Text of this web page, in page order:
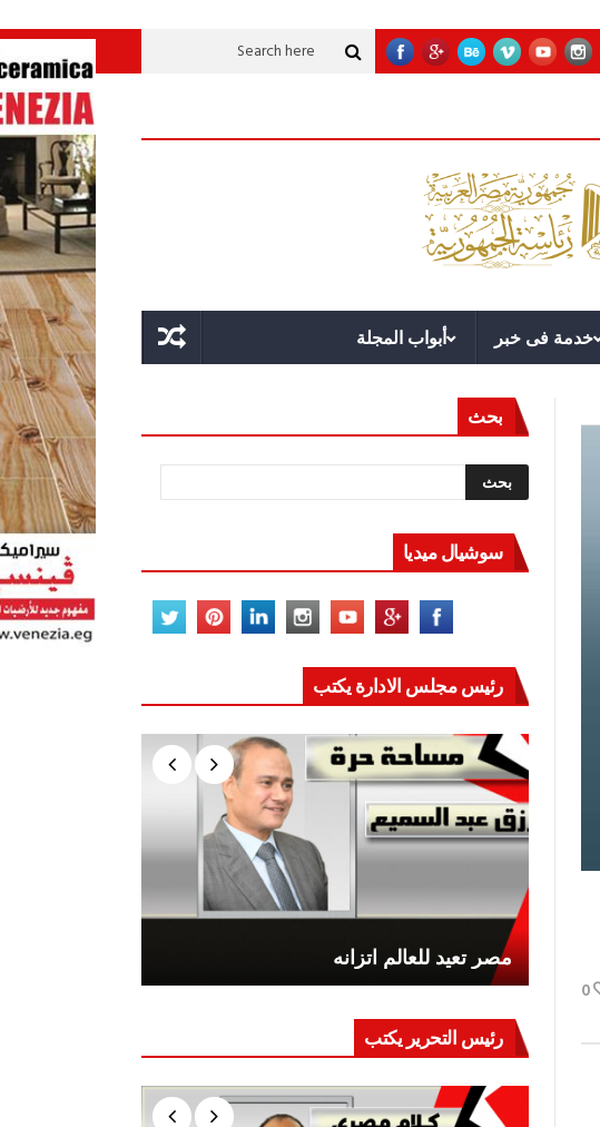
كيانات تنموية عملاقة؟ قوة الدولة.. عندما يصبح التخطيط خط الدفاع الأول القيادة
خدمة فى خبر أبواب المجلة
0
بحث
سوشيال ميديا
رئيس مجلس الادارة يكتب
مصر تعيد للعالم اتزانه
رئيس التحرير يكتب